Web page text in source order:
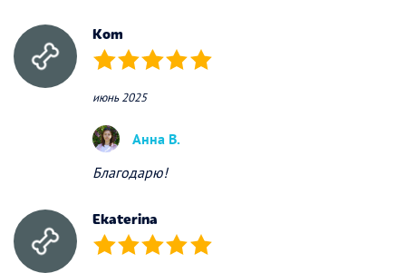
Kom
(*) (*) (*) (*) (*)
июнь 2025
Анна В.
Благодарю!
Ekaterina
(*) (*) (*) (*) (*)